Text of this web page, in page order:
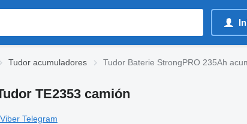
Tudor acumuladores Tudor Baterie StrongPRO 235Ah
TE2353 camión
Viber Telegram